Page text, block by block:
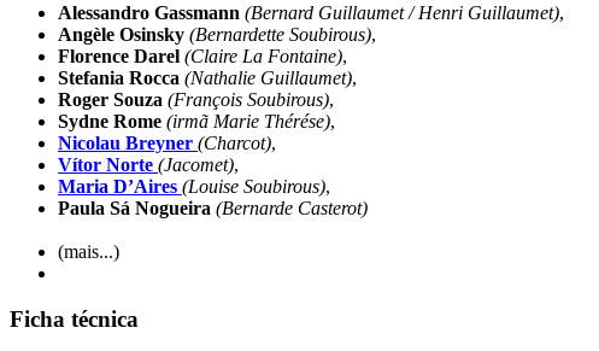
Alessandro Gassmann (Bernard Guillaumet / Henri Guillaumet),
Angèle Osinsky (Bernardette Soubirous),
Florence Darel (Claire La Fontaine),
Stefania Rocca (Nathalie Guillaumet),
Roger Souza (François Soubirous),
Sydne Rome (irmã Marie Thérése),
Nicolau Breyner (Charcot),
Vítor Norte (Jacomet),
Maria D’Aires (Louise Soubirous),
Paula Sá Nogueira (Bernarde Casterot)
(mais...)
Ficha técnica